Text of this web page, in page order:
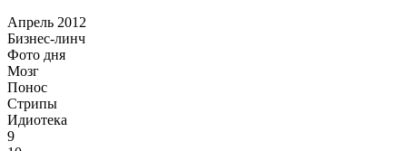
Апрель 2012
Бизнес-линч
Фото дня
Мозг
Понос
Стрипы
Идиотека
9